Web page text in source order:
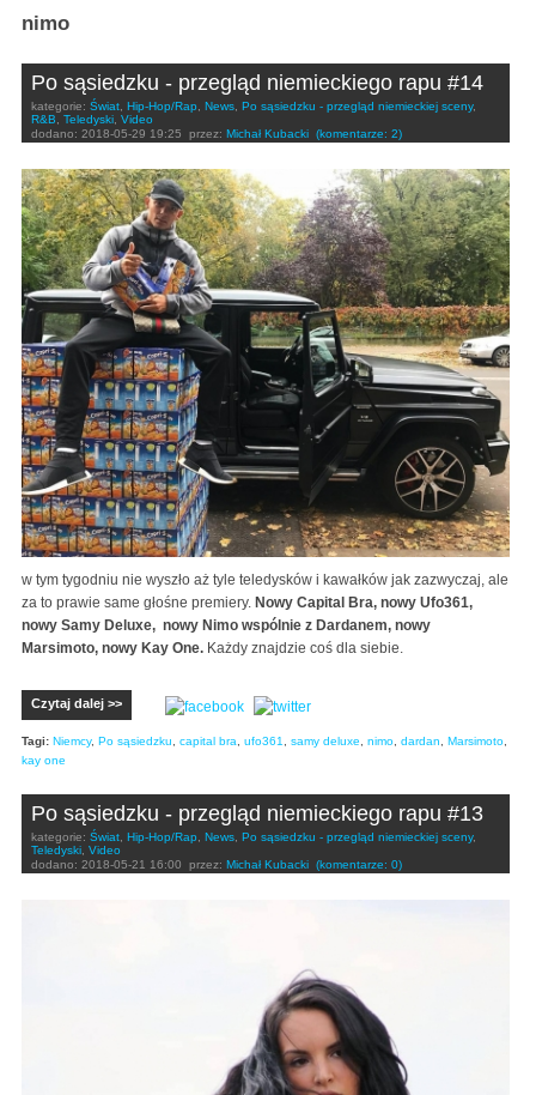
nimo
Po sąsiedzku - przegląd niemieckiego rapu #14
kategorie: Świat, Hip-Hop/Rap, News, Po sąsiedzku - przegląd niemieckiej sceny,
R&B, Teledyski, Video
dodano: 2018-05-29 19:25 przez: Michał Kubacki (komentarze: 2)
w tym tygodniu nie wyszło aż tyle teledysków i kawałków jak zazwyczaj, ale
za to prawie same głośne premiery. Nowy Capital Bra, nowy Ufo361,
nowy Samy Deluxe, nowy Nimo wspólnie z Dardanem, nowy
Marsimoto, nowy Kay One. Każdy znajdzie coś dla siebie.
Czytaj dalej >>
Tagi: Niemcy, Po sąsiedzku capital bra ufo361 samy deluxe nimo dardan Marsimoto
kay one
Po sąsiedzku - przegląd niemieckiego rapu #13
kategorie: Świat Hip-Hop/Rap News Po sąsiedzku - przegląd niemieckiej sceny,
Teledyski Video
dodano: 2018-05-21 16:00 przez: Michał Kubacki (komentarze: 0)